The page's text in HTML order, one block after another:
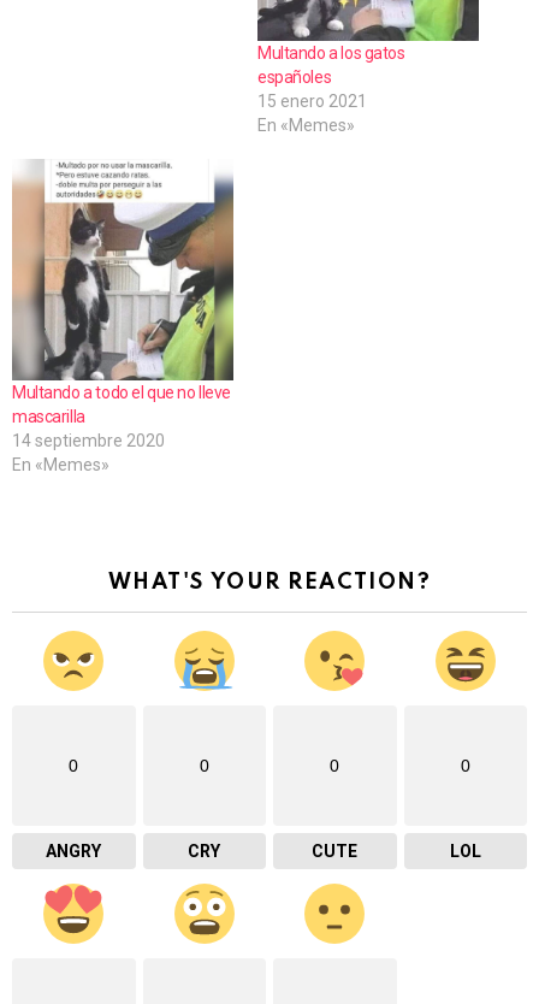
Multando a los gatos
españoles
15 enero 2021
En «Memes»
Multando a todo el que no lleve
mascarilla
14 septiembre 2020
En «Memes»
WHAT'S YOUR REACTION?
0
ANGRY
0
CRY
0
CUTE
0
LOL